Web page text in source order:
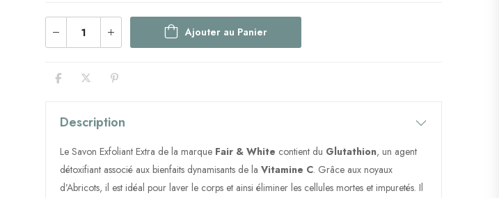
Ajouter au Panier
Description
Le Savon Exfoliant Extra de la marque Fair & White contient du Glutathion, un agent
détoxifiant associé aux bienfaits dynamisants de la Vitamine C. Grâce aux noyaux
d’Abricots, il est idéal pour laver le corps et ainsi éliminer les cellules mortes et impuretés. Il